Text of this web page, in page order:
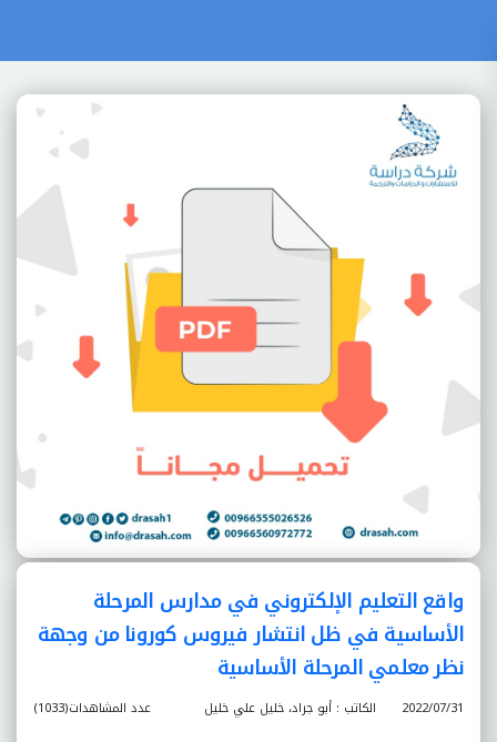
واقع التعليم الإلكتروني في مدارس المرحلة
الأساسية في ظل انتشار فيروس كورونا من وجهة
نظر معلمي المرحلة الأساسية
2022/07/31 عدد المشاهدات(1033) الكاتب : أبو جراد، خليل علي خليل